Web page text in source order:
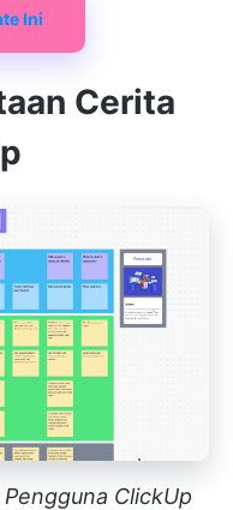
Ini
Cerita
ClickUp